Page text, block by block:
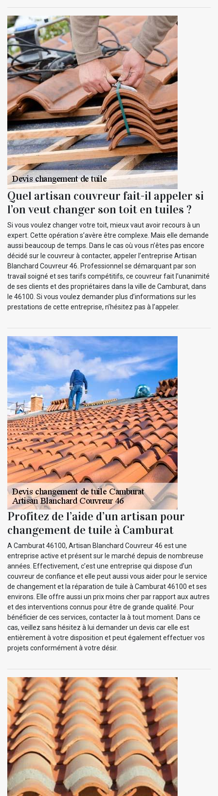
Quel artisan couvreur fait-il appeler si
l’on veut changer son toit en tuiles ?
Si vous voulez changer votre toit, mieux vaut avoir recours à un
expert. Cette opération s’avère être complexe. Mais elle demande
aussi beaucoup de temps. Dans le cas où vous n’êtes pas encore
décidé sur le couvreur à contacter, appeler l’entreprise Artisan
Blanchard Couvreur 46. Professionnel se démarquant par son
travail soigné et ses tarifs compétitifs, ce couvreur fait l’unanimité
de ses clients et des propriétaires dans la ville de Camburat, dans
le 46100. Si vous voulez demander plus d’informations sur les
prestations de cette entreprise, n’hésitez pas à l’appeler.
Profitez de l’aide d’un artisan pour
changement de tuile à Camburat
A Camburat 46100, Artisan Blanchard Couvreur 46 est une
entreprise active et présent sur le marché depuis de nombreuse
années. Effectivement, c’est une entreprise qui dispose d’un
couvreur de confiance et elle peut aussi vous aider pour le service
de changement et la réparation de tuile à Camburat 46100 et ses
environs. Elle offre aussi un prix moins cher par rapport aux autres
et des interventions connus pour être de grande qualité. Pour
bénéficier de ces services, contacter la à tout moment. Dans ce
cas, veillez sans hésitez à lui demander un devis car elle est
entièrement à votre disposition et peut également effectuer vos
projets conformément à votre désir.